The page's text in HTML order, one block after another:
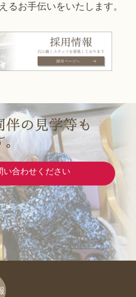
るお手伝いをいたします。
い合わせください